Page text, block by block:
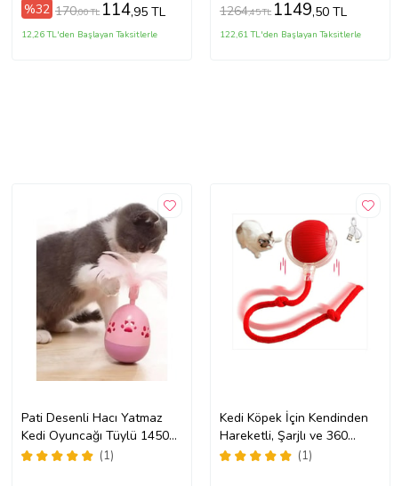
%32 170,00 TL 114,95 TL
12,26 TL'den Başlayan Taksitlerle
1264,45 TL 1149,50 TL
122,61 TL'den Başlayan Taksitlerle
Pati Desenli Hacı Yatmaz
Kedi Oyuncağı Tüylü 1450
(Pembe)
(1)
Kedi Köpek İçin Kendinden
Hareketli, Şarjlı ve 360
Derece Dönen İnteraktif
(1)